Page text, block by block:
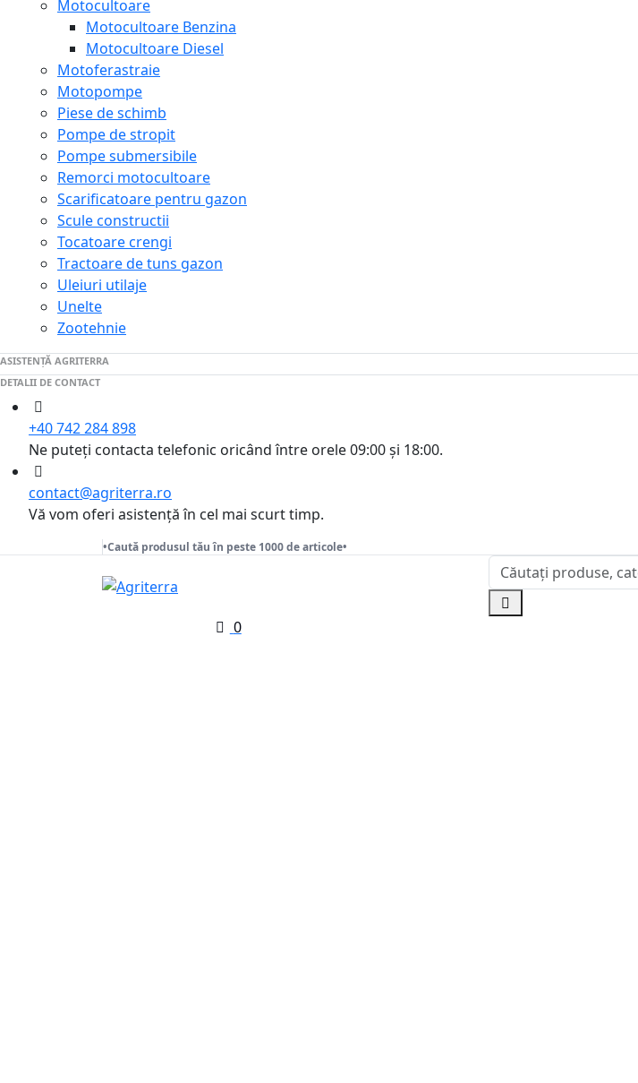
Motocultoare
Motocultoare Benzina
Motocultoare Diesel
Motoferastraie
Motopompe
Piese de schimb
Pompe de stropit
Pompe submersibile
Remorci motocultoare
Scarificatoare pentru gazon
Scule constructii
Tocatoare crengi
Tractoare de tuns gazon
Uleiuri utilaje
Unelte
Zootehnie
ASISTENȚĂ AGRITERRA
DETALII DE CONTACT
+40 742 284 898
Ne puteți contacta telefonic oricând între orele 09:00 și 18:00.
contact@agriterra.ro
Vă vom oferi asistență în cel mai scurt timp.
•Caută produsul tău în peste 1000 de articole•
0